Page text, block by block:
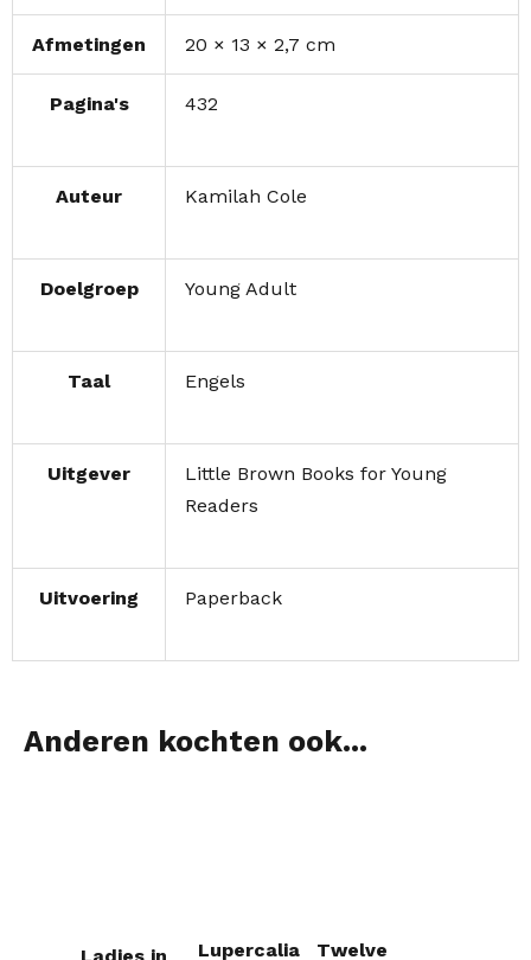
Afmetingen 20 × 13 × 2,7 cm
Pagina's 432
Auteur Kamilah Cole
Doelgroep Young Adult
Taal Engels
Uitgever
Little Brown Books for Young
Readers
Uitvoering Paperback
Anderen kochten ook...
Lupercalia
Twelve